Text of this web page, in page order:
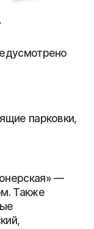
парковки,
—
Также